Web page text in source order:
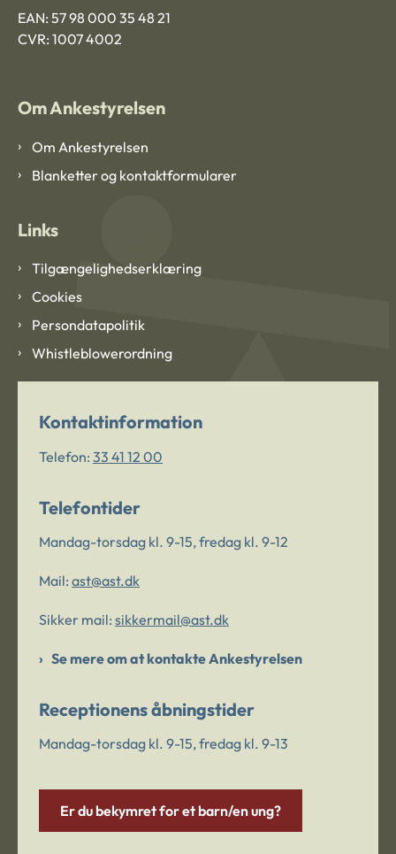
EAN: 57 98 000 35 48 21
CVR: 1007 4002
Om Ankestyrelsen
Om Ankestyrelsen
Blanketter og kontaktformularer
Links
Tilgængelighedserklæring
Cookies
Persondatapolitik
Whistleblowerordning
Kontaktinformation
Telefon: 33 41 12 00
Telefontider
Mandag-torsdag kl. 9-15, fredag kl. 9-12
Mail: ast@ast.dk
Sikker mail: sikkermail@ast.dk
Se mere om at kontakte Ankestyrelsen
Receptionens åbningstider
Mandag-torsdag kl. 9-15, fredag kl. 9-13
Er du bekymret for et barn/en ung?